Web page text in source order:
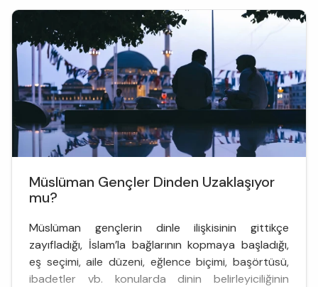
Müslüman Gençler Dinden Uzaklaşıyor
mu?
Müslüman gençlerin dinle ilişkisinin gittikçe
zayıfladığı, İslam’la bağlarının kopmaya başladığı,
eş seçimi, aile düzeni, eğlence biçimi, başörtüsü,
ibadetler vb. konularda dinin belirleyiciliğinin